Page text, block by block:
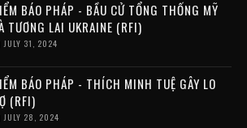
BÁO PHÁP - BẦU CỬ TỔNG THỐNG MỸ
TƯƠNG LAI UKRAINE (RFI)
JULY 31, 2024
BÁO PHÁP - THÍCH MINH TUỆ GÂY LO
(RFI)
JULY 28, 2024